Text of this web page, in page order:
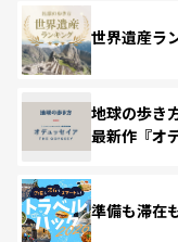
世界遺産ラ
地球の歩き
最新作『オ
準備も滞在